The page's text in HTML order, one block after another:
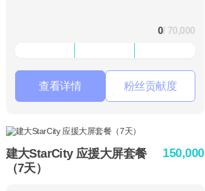
0/ 70,000
查看详情 粉丝贡献度
建大StarCity 应援大屏套餐
（7天）
150,000